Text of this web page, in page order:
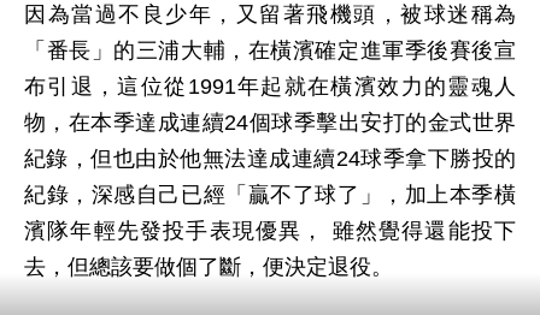
因為當過不良少年，又留著飛機頭，被球迷稱為
「番長」的三浦大輔，在橫濱確定進軍季後賽後宣
布引退，這位從1991年起就在橫濱效力的靈魂人
物，在本季達成連續24個球季擊出安打的金式世界
紀錄，但也由於他無法達成連續24球季拿下勝投的
紀錄，深感自己已經「贏不了球了」，加上本季橫
濱隊年輕先發投手表現優異， 雖然覺得還能投下
去，但總該要做個了斷，便決定退役。